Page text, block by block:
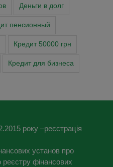
Деньги в долг
пенсионный
Кредит 50000 грн
Кредит для бизнеса
року –реєстрація
установ про
фінансових